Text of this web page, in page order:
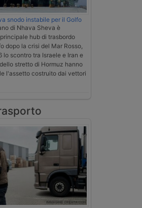
snodo instabile per il Golfo
di Nhava Sheva è
hub di trasbordo
dopo la crisi del Mar Rosso,
lo scontro tra Israele e Iran e
stretto di Hormuz hanno
l'assetto costruito dai vettori